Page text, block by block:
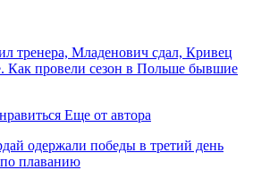
тренера, Младенович сдал, Кривец
Как провели сезон в Польше бывшие
Еще от автора
одержали победы в третий день
плаванию